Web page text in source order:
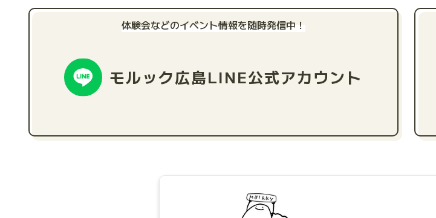
体験会などのイベント情報を随時発信中！
モルック広島LINE公式アカウント